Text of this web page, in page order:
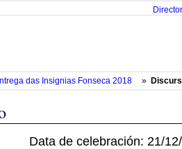
das Insignias Fonseca 2018 »
Data de celebración: 21/